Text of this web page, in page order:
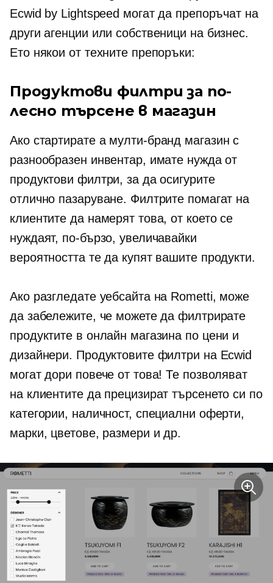
Ecwid by Lightspeed могат да препоръчат на
други агенции или собственици на бизнес.
Ето някои от техните препоръки:
Продуктови филтри за по-
лесно търсене в магазин
Ако стартирате a мулти-бранд магазин с
разнообразен инвентар, имате нужда от
продуктови филтри, за да осигурите
отлично пазаруване. Филтрите помагат на
клиентите да намерят това, от което се
нуждаят, по-бързо, увеличавайки
вероятността те да купят вашите продукти.
Ако разгледате уебсайта на Rometti, може
да забележите, че можете да филтрирате
продуктите в онлайн магазина по цени и
дизайнери. Продуктовите филтри на Ecwid
могат дори повече от това! Те позволяват
на клиентите да прецизират търсенето си по
категории, наличност, специални оферти,
марки, цветове, размери и др.